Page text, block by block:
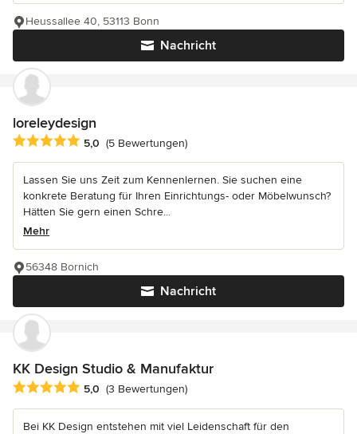
Nachricht
Heussallee 40, 53113 Bonn
loreleydesign
Durchschnittliche Bewertung: 5 von 5 Sternen
5,0 (5 Bewertungen)
Lassen Sie uns Zeit zum Kennenlernen. Sie suchen eine
konkrete Beratung für Ihren Einrichtungs- oder Möbelwunsch?
Hätten Sie gern einen Schre...
Mehr
Nachricht
56348 Bornich
KK Design Studio & Manufaktur
Durchschnittliche Bewertung: 5 von 5 Sternen
5,0 (3 Bewertungen)
Bei KK Design entstehen mit viel Leidenschaft für den